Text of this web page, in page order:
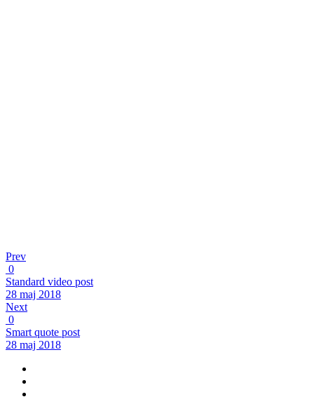
Prev
0
Standard video post
28 maj 2018
Next
0
Smart quote post
28 maj 2018